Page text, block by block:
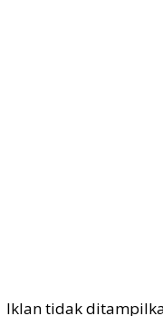
Iklan tidak